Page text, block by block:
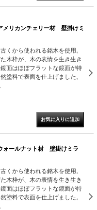
リカンチェリー材 壁掛けミ
くから使われる銘木を使用。
木枠が、木の表情を生き生き
面はほぼフラットな鏡面が特
塗料で表面を仕上げました。
ールナット材 壁掛けミラ
くから使われる銘木を使用。
木枠が、木の表情を生き生き
面はほぼフラットな鏡面が特
塗料で表面を仕上げました。